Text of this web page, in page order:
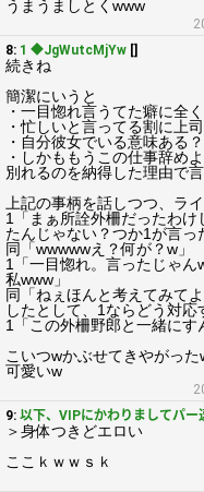
うまうましとくwww
8: 1 ◆JgWutcMjYw []
続きね
簡潔にいうと
・一目惚れ言うてた癖に全
・忙しいと言ってる割に上
・自分彼女でいる意味ある？
・しかももうこの仕事辞め
別れるのを納得した理由で
上記の事柄を話しつつ、ラ
1「まぁ所詮外柵だったわ
たんじゃない？つか1が言っ
同「wwwwwえ？何が？w」
1「一目惚れ。言ったじゃ
私www」
同「ねぇほんと考えてみて
したとして、1ならどう対応
1「この外柵野郎と一緒にす
こいつwかぶせてきやがった
可愛いw
9: 以下、VIPにかわりましてパー
＞身体つきどエロい
ここｋｗｗｓｋ